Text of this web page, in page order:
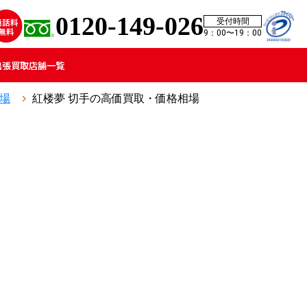
0120-149-026
受付時間
9：00〜19：00
張買取店舗一覧
紅楼夢 切手の高価買取・価格相場